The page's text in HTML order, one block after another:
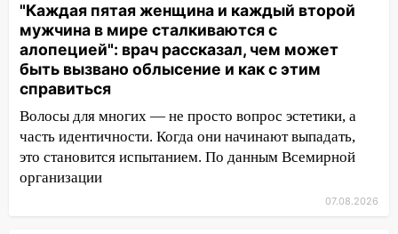
автоподставщиков
13:36 В Инзе произошел крупный пожар
13:00 В суде защитили репутацию
мужчины, которого необоснованно
обвиняли в жестоком обращении с
животными
12:28 Миллион на «льготниках»: в
"Каждая пятая женщина и каждый второй
мужчина в мире сталкиваются с
алопецией": врач рассказал, чем может
быть вызвано облысение и как с этим
справиться
Волосы для многих — не просто вопрос эстетики, а
часть идентичности. Когда они начинают выпадать,
это становится испытанием. По данным Всемирной
организации
07.08.2026